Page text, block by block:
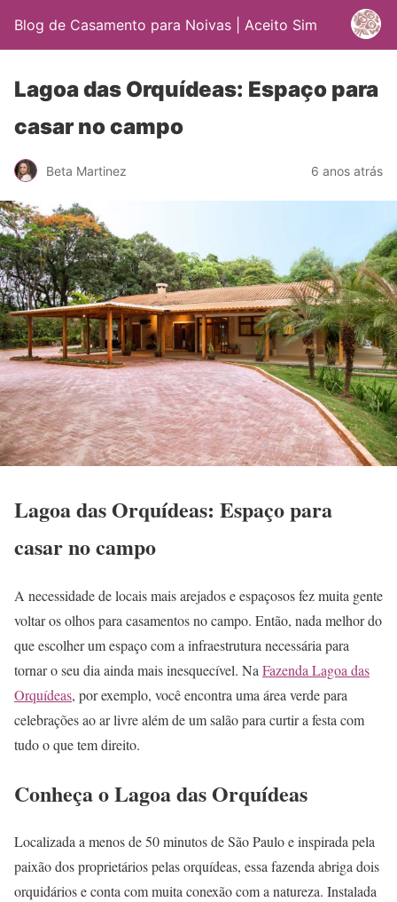
Blog de Casamento para Noivas | Aceito Sim
Lagoa das Orquídeas: Espaço para
casar no campo
Beta Martinez 6 anos atrás
Lagoa das Orquídeas: Espaço para
casar no campo
A necessidade de locais mais arejados e espaçosos fez muita gente
voltar os olhos para casamentos no campo. Então, nada melhor do
que escolher um espaço com a infraestrutura necessária para
tornar o seu dia ainda mais inesquecível. Na Fazenda Lagoa das
Orquídeas, por exemplo, você encontra uma área verde para
celebrações ao ar livre além de um salão para curtir a festa com
tudo o que tem direito.
Conheça o Lagoa das Orquídeas
Localizada a menos de 50 minutos de São Paulo e inspirada pela
paixão dos proprietários pelas orquídeas, essa fazenda abriga dois
orquidários e conta com muita conexão com a natureza. Instalada